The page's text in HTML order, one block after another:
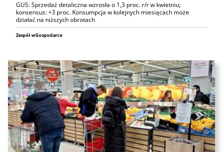
GUS: Sprzedaż detaliczna wzrosła o 1,3 proc. r/r w kwietniu;
konsensus: +3 proc. Konsumpcja w kolejnych miesiącach może
działać na niższych obrotach
Zespół wGospodarce